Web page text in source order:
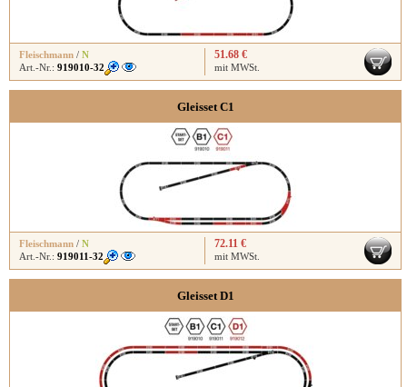
Fleischmann / N
Art.-Nr.: 919010-32
51.68 €
mit MWSt.
Gleisset C1
Fleischmann / N
Art.-Nr.: 919011-32
72.11 €
mit MWSt.
Gleisset D1